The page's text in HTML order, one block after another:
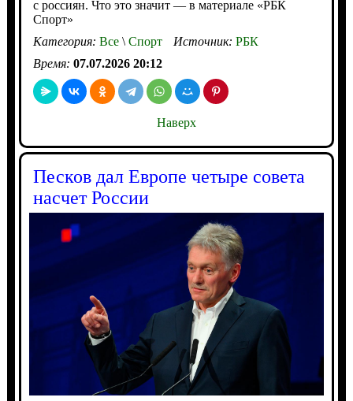
с россиян. Что это значит — в материале «РБК
Спорт»
Категория: Все\Спорт Источник: РБК
Время: 07.07.2026 20:12
Наверх
Песков дал Европе четыре совета
насчет России